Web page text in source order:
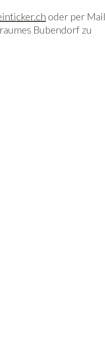
oder per Mail
Bubendorf zu